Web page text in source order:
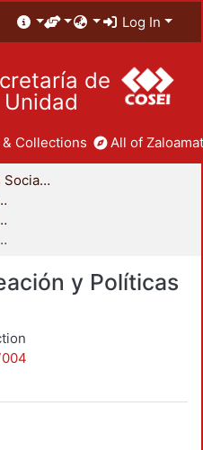
Log In
de
Unidad
Collections All of
División de Ciencias Sociales y Humanidades
de Posgrado
Metropolitanas
Metropolitanas
y Políticas